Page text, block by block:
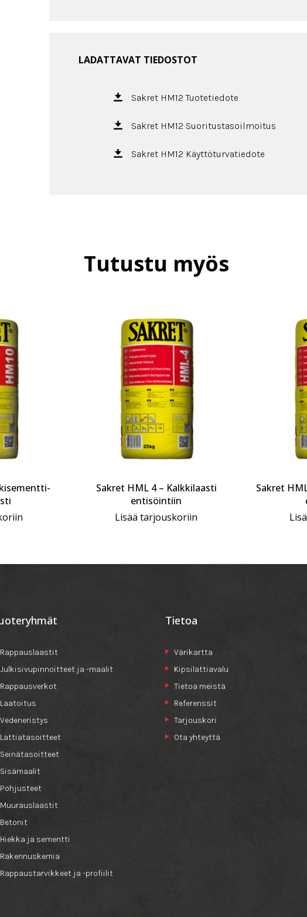
LADATTAVAT TIEDOSTOT
Sakret HM12 Tuotetiedote
Sakret HM12 Suoritustasoilmoitus
Sakret HM12 Käyttöturvatiedote
Tutustu myös
Sakret HML 4 – Kalkkilaasti
entisöintiin
Lisää tarjouskoriin
Sakret
Rappauslaastit
Julkisivupinnoitteet ja -maalit
Rappausverkot
Laatoitus
Vedeneristys
Lattiatasoitteet
Seinätasoitteet
Sisämaalit
Pohjusteet
Muurauslaastit
Betonit
Hiekka ja sementti
Rakennuskemia
Rappaustarvikkeet ja -profiilit
Tietoa
Värikartta
Kipsilattiavalu
Tietoa meistä
Referenssit
Tarjouskori
Ota yhteyttä